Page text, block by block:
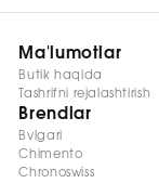
Ma'lumotlar
Butik haqida
Tashrifni rejalashtirish
Brendlar
Bvlgari
Chimento
Chronoswiss